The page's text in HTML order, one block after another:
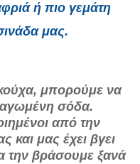
ή πιο γεμάτη
μας.
μπορούμε να
σόδα.
από την
και μας έχει βγει
την βράσουμε ξανά